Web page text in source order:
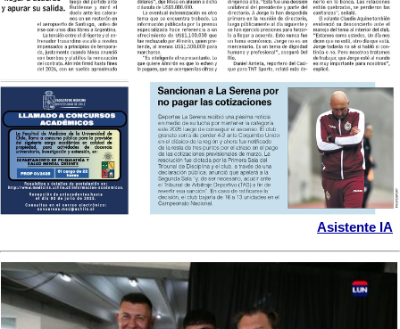
Asistente IA